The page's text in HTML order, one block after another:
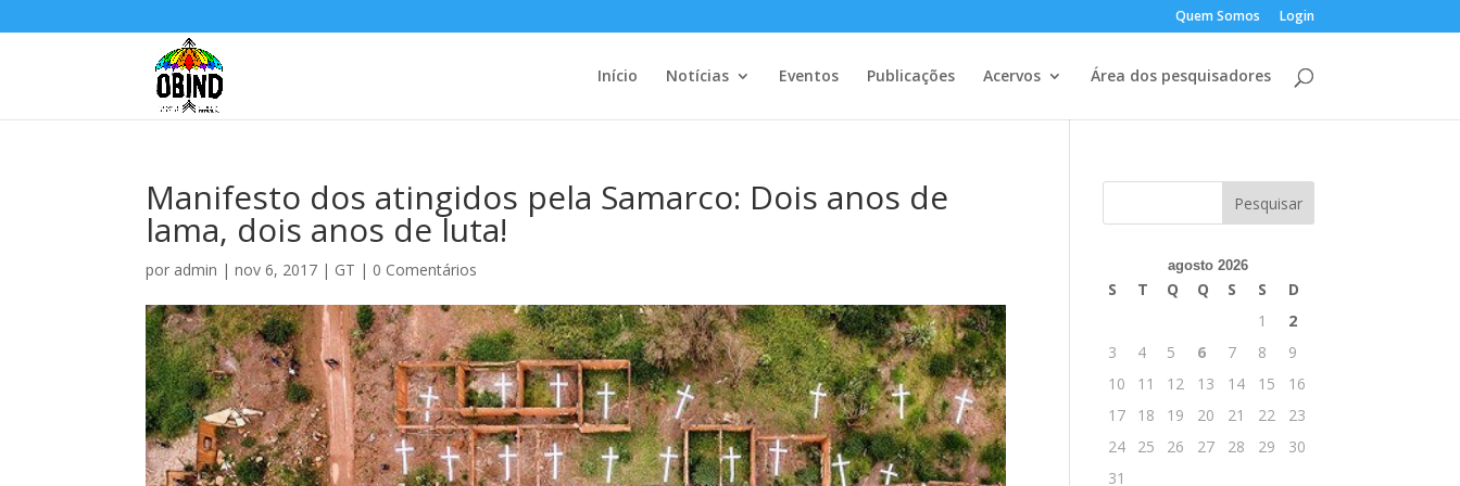
Quem Somos Login
Início Notícias Eventos Publicações Acervos Área dos pesquisadores
Manifesto dos atingidos pela Samarco: Dois anos de
lama, dois anos de luta!
por admin |nov 6, 2017 | GT | 0 Comentários agosto 2026
S T Q Q S S
D
1
2
3
4 5 6 7 8
9
10
11 12 13 14 15
16
17
18 19 20 21 22
23
24
25 26 27 28 29
30
31